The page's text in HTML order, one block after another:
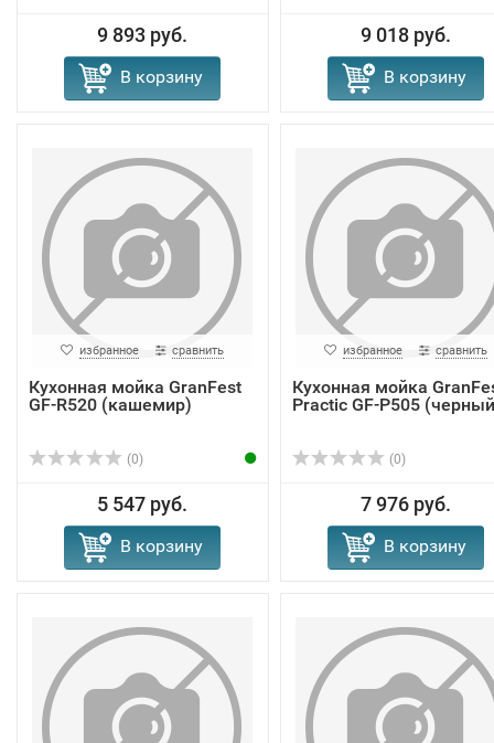
9 893 руб.
В корзину
9 018 руб.
В корзину
избранное сравнить
Кухонная мойка GranFest
GF-R520 (кашемир)
(0)
5 547 руб.
В корзину
избранное сравнить
Кухонная мойка
Practic GF-P505
(0)
7 976 руб.
В корзину